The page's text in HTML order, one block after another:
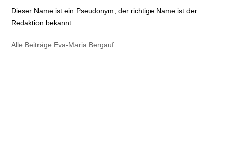
Dieser Name ist ein Pseudonym, der richtige Name ist der
Redaktion bekannt.
Alle Beiträge Eva-Maria Bergauf